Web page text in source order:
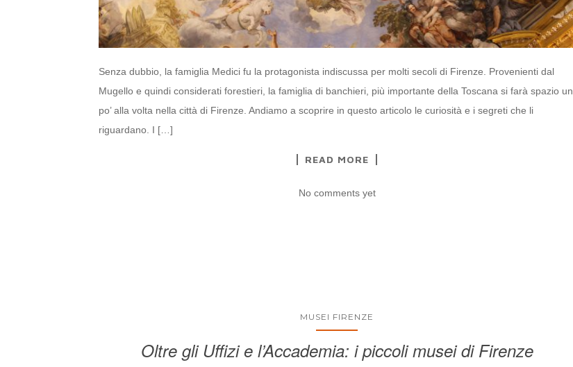
Senza dubbio, la famiglia Medici fu la protagonista indiscussa per molti secoli di Firenze. Provenienti dal
Mugello e quindi considerati forestieri, la famiglia di banchieri, più importante della Toscana si farà spazio un
po’ alla volta nella città di Firenze. Andiamo a scoprire in questo articolo le curiosità e i segreti che li
riguardano. I […]
READ MORE
No comments yet
MUSEI FIRENZE
Oltre gli Uffizi e l’Accademia: i piccoli musei di Firenze